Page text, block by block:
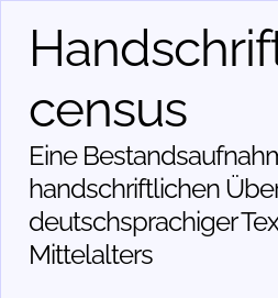
census
Eine
handschriftlichen
deutschsprachiger
Mittelalters